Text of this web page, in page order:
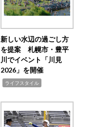
新しい水辺の過ごし方
を提案 札幌市・豊平
川でイベント「川見
2026」を開催
ライフスタイル